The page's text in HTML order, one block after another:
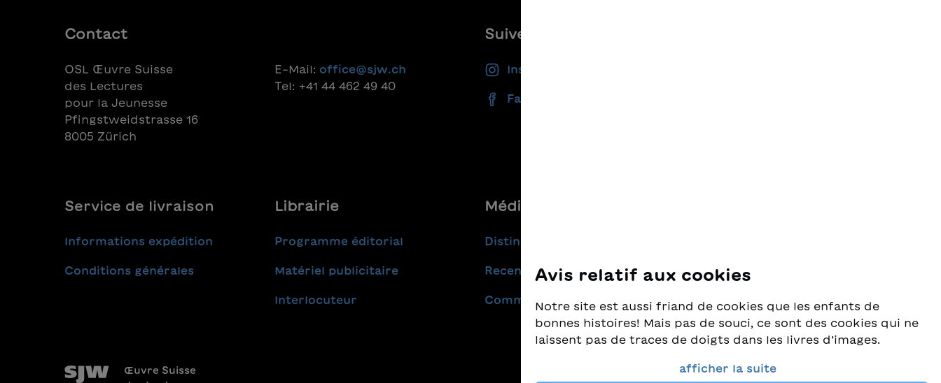
Contact
OSL Œuvre Suisse
des Lectures
pour la Jeunesse
Pfingstweidstrasse 16
8005 Zürich
E-Mail: office@sjw.ch
Tel: +41 44 462 49 40
Suivez-nous
Instagram
Facebook
Service de livraison
Informations expédition
Conditions générales
Librairie
Programme éditorial
Matériel publicitaire
Interlocuteur
Médias
Distinctions
Recensions
Communiqués de presse
Œuvre Suisse
Avis relatif aux cookies
Notre site est aussi friand de cookies que les enfants de
bonnes histoires! Mais pas de souci, ce sont des cookies qui ne
laissent pas de traces de doigts dans les livres d’images.
Nous prenons très au sérieux la protection de vos données et
afficher la suite